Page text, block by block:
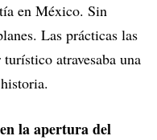
en México. Sin
Las prácticas las
atravesaba una
la apertura del